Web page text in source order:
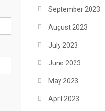
September 2023
August 2023
July 2023
June 2023
May 2023
April 2023